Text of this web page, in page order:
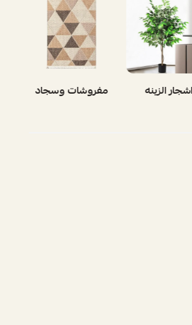
وسجاد بوفيه